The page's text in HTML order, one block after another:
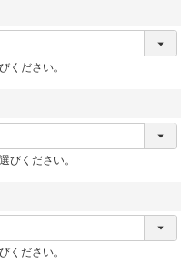
ください。
びください。
ください。